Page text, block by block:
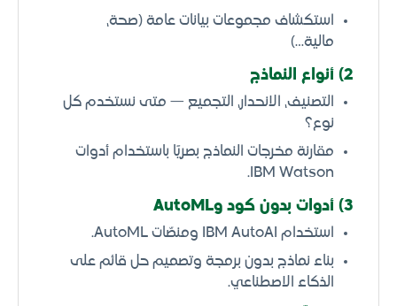
استكشاف مجموعات بيانات عامة (صحة،
مالية…)
2) أنواع النماذج
التصنيف، الانحدار، التجميع — متى نستخدم كل
نوع؟
مقارنة مخرجات النماذج بصريًا باستخدام أدوات
IBM Watson.
3) أدوات بدون كود وAutoML
استخدام IBM AutoAI ومنصّات AutoML.
بناء نماذج بدون برمجة وتصميم حل قائم على
الذكاء الاصطناعي.